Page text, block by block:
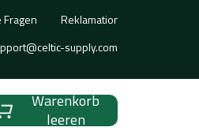
supply.com
Fragen Reklamation, Umtausch
Warenkorb
leeren